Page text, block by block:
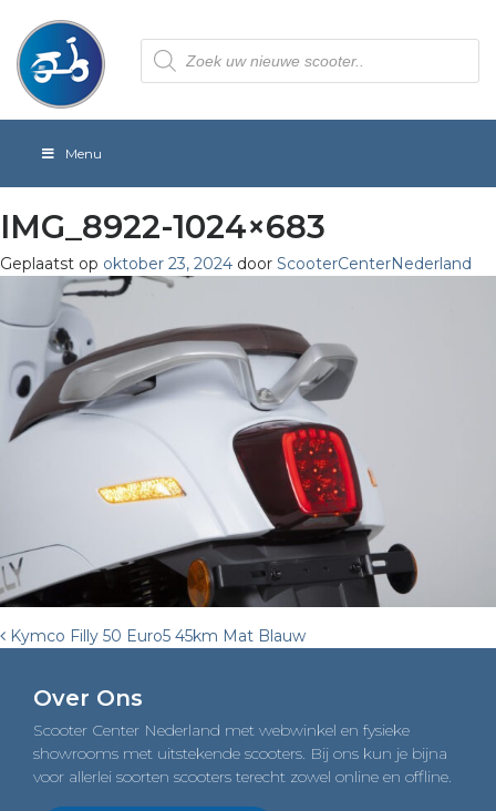
Producten
zoeken
Menu
IMG_8922-1024×683
Geplaatst op oktober 23, 2024 door ScooterCenterNederland
Post
navigation
Kymco Filly 50 Euro5 45km Mat Blauw
Over Ons
Scooter Center Nederland met webwinkel en fysieke
showrooms met uitstekende scooters. Bij ons kun je bijna
voor allerlei soorten scooters terecht zowel online en offline.